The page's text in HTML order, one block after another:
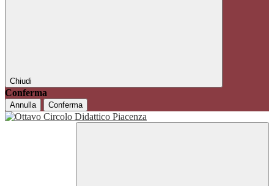
Chiudi
Conferma
Annulla Conferma